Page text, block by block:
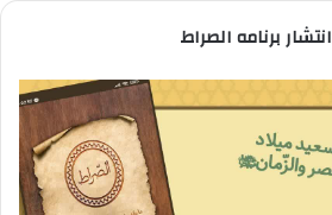
انتشار برنامه الصراط